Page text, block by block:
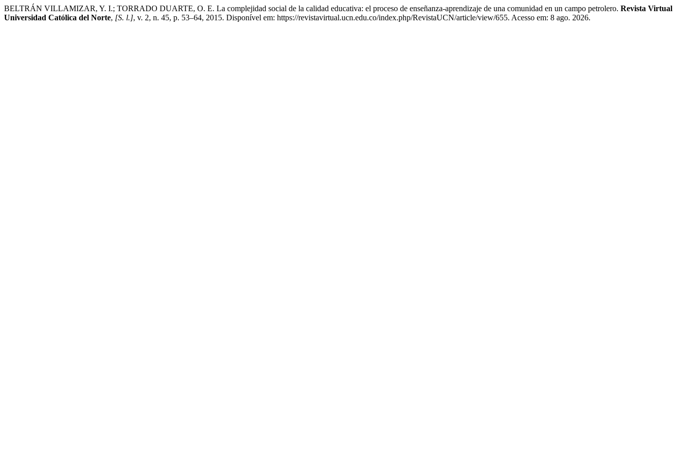
BELTRÁN VILLAMIZAR, Y. I.; TORRADO DUARTE, O. E. La complejidad social de la calidad educativa: el proceso de enseñanza-aprendizaje de una comunidad en un campo petrolero. Revista Virtual
Universidad Católica del Norte, [S. l.], v. 2, n. 45, p. 53–64, 2015. Disponível em: https://revistavirtual.ucn.edu.co/index.php/RevistaUCN/article/view/655. Acesso em: 8 ago. 2026.